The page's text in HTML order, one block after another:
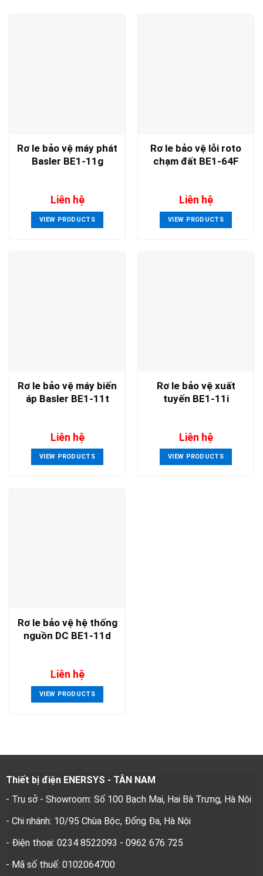
Rơ le bảo vệ máy phát
Basler BE1-11g
Liên hệ
VIEW PRODUCTS
Rơ le bảo vệ lỗi roto
chạm đất BE1-64F
Liên hệ
VIEW PRODUCTS
Rơ le bảo vệ máy biến
áp Basler BE1-11t
Liên hệ
VIEW PRODUCTS
Rơ le bảo vệ xuất
tuyến BE1-11i
Liên hệ
VIEW PRODUCTS
Rơ le bảo vệ hệ thống
nguồn DC BE1-11d
Liên hệ
VIEW PRODUCTS
Thiết bị điện ENERSYS - TÂN NAM
- Trụ sở - Showroom: Số 100 Bạch Mai, Hai Bà Trưng, Hà Nôi
- Chi nhánh: 10/95 Chùa Bộc, Đống Đa, Hà Nội
- Điện thoại: 0234 8522093 - 0962 676 725
- Mã số thuế: 0102064700